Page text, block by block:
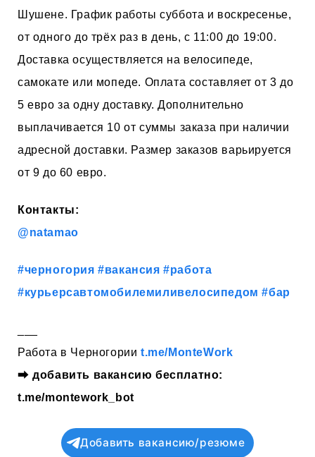
Шушене. График работы суббота и воскресенье,
от одного до трёх раз в день, с 11:00 до 19:00.
Доставка осуществляется на велосипеде,
самокате или мопеде. Оплата составляет от 3 до
5 евро за одну доставку. Дополнительно
выплачивается 10 от суммы заказа при наличии
адресной доставки. Размер заказов варьируется
от 9 до 60 евро.
Контакты:
@natamao
#черногория #вакансия #работа
#курьерсавтомобилемиливелосипедом #бар
Работа в Черногории t.me/MonteWork
⮕добавить вакансию бесплатно:
t.me/montework_bot
Добавить вакансию/резюме